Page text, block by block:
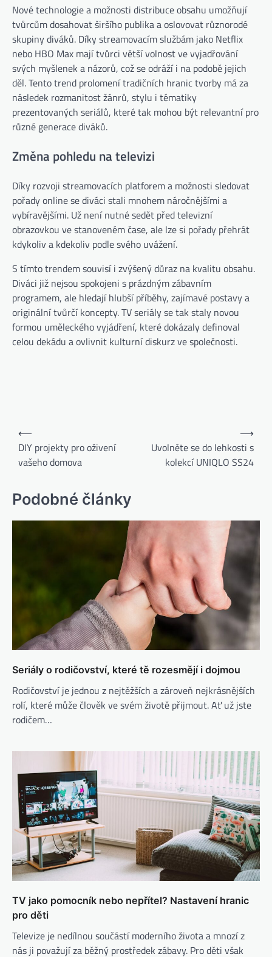
Nové technologie a možnosti distribuce obsahu umožňují
tvůrcům dosahovat širšího publika a oslovovat různorodé
skupiny diváků. Díky streamovacím službám jako Netflix
nebo HBO Max mají tvůrci větší volnost ve vyjadřování
svých myšlenek a názorů, což se odráží i na podobě jejich
děl. Tento trend prolomení tradičních hranic tvorby má za
následek rozmanitost žánrů, stylu i tématiky
prezentovaných seriálů, které tak mohou být relevantní pro
různé generace diváků.
Změna pohledu na televizi
Díky rozvoji streamovacích platforem a možnosti sledovat
pořady online se diváci stali mnohem náročnějšími a
vybíravějšími. Už není nutné sedět před televizní
obrazovkou ve stanoveném čase, ale lze si pořady přehrát
kdykoliv a kdekoliv podle svého uvážení.
S tímto trendem souvisí i zvýšený důraz na kvalitu obsahu.
Diváci již nejsou spokojeni s prázdným zábavním
programem, ale hledají hlubší příběhy, zajímavé postavy a
originální tvůrčí koncepty. TV seriály se tak staly novou
formou uměleckého vyjádření, které dokázaly definoval
celou dekádu a ovlivnit kulturní diskurz ve společnosti.
⟵
DIY projekty pro oživení
vašeho domova
Uvolněte se do lehkosti s
kolekcí UNIQLO SS24
⟶
Podobné články
Seriály o rodičovství, které tě rozesmějí i dojmou
Rodičovství je jednou z nejtěžších a zároveň nejkrásnějších
rolí, které může člověk ve svém životě přijmout. Ať už jste
rodičem…
TV jako pomocník nebo nepřítel? Nastavení hranic
pro děti
Televize je nedílnou součástí moderního života a mnozí z
nás ji považují za běžný prostředek zábavy. Pro děti však